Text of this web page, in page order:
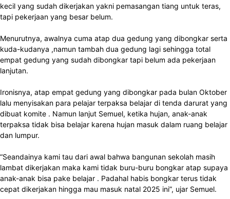
kecil yang sudah dikerjakan yakni pemasangan tiang untuk teras,
tapi pekerjaan yang besar belum.
Menurutnya, awalnya cuma atap dua gedung yang dibongkar serta
kuda-kudanya ,namun tambah dua gedung lagi sehingga total
empat gedung yang sudah dibongkar tapi belum ada pekerjaan
lanjutan.
Ironisnya, atap empat gedung yang dibongkar pada bulan Oktober
lalu menyisakan para pelajar terpaksa belajar di tenda darurat yang
dibuat komite . Namun lanjut Semuel, ketika hujan, anak-anak
terpaksa tidak bisa belajar karena hujan masuk dalam ruang belajar
dan lumpur.
“Seandainya kami tau dari awal bahwa bangunan sekolah masih
lambat dikerjakan maka kami tidak buru-buru bongkar atap supaya
anak-anak bisa pake belajar . Padahal habis bongkar terus tidak
cepat dikerjakan hingga mau masuk natal 2025 ini”, ujar Semuel.